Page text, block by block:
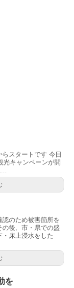
スタートです 今日
光キャンペーンが開
のため被害箇所を
後、市・県での盛
床上浸水をした
を